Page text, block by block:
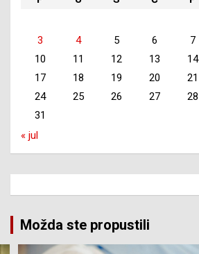
3
4 5 6 7
10
11 12 13 14
17
18 19 20 21
24
25 26 27 28
31
« jul
Možda ste propustili